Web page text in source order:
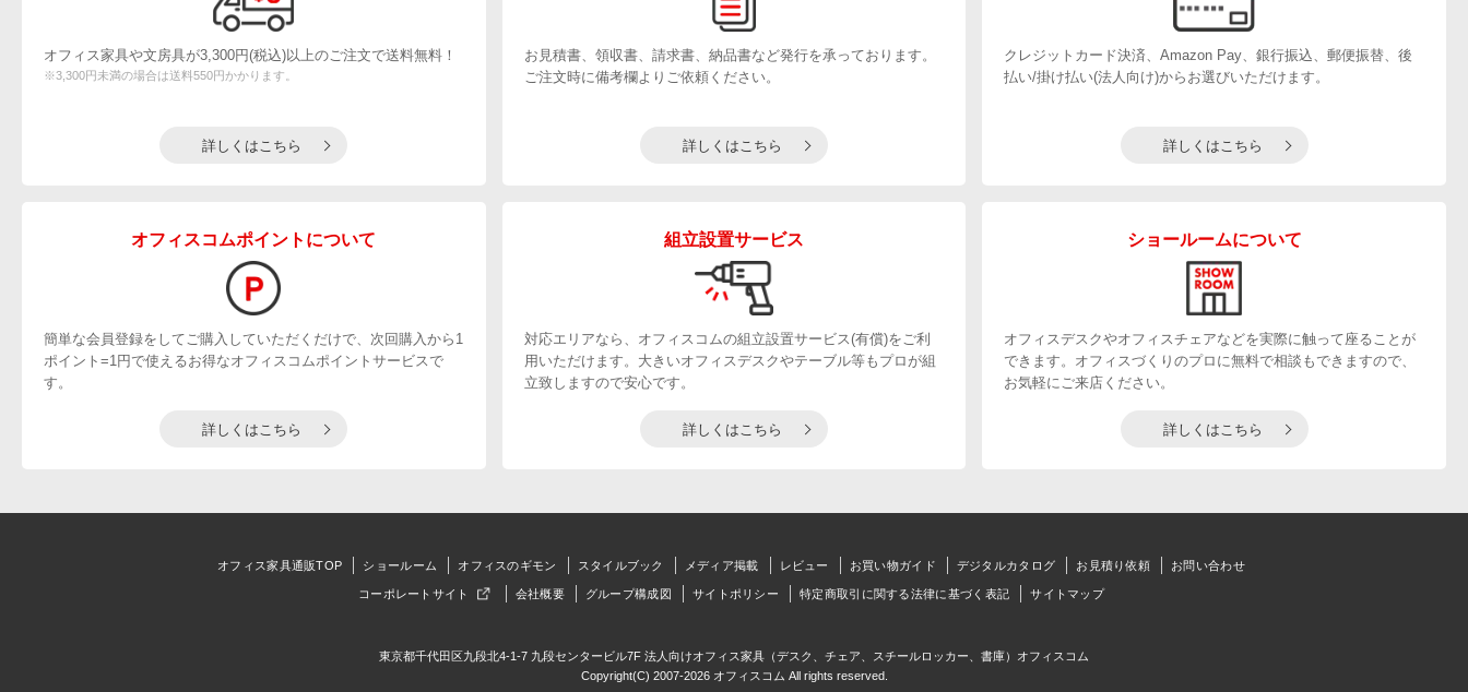
オフィス家具や文房具が3,300円(税込)以上のご注文で送料無料！
※3,300円未満の場合は送料550円かかります。
詳しくはこちら
お見積書、領収書、請求書、納品書など発行を承っております。
ご注文時に備考欄よりご依頼ください。
詳しくはこちら
クレジットカード決済、Amazon Pay、銀行振込、郵便振替、後
払い/掛け払い(法人向け)からお選びいただけます。
詳しくはこちら
オフィスコムポイントについて
簡単な会員登録をしてご購入していただくだけで、次回購入から1
ポイント=1円で使えるお得なオフィスコムポイントサービスで
す。
詳しくはこちら
組立設置サービス
対応エリアなら、オフィスコムの組立設置サービス(有償)をご利
用いただけます。大きいオフィスデスクやテーブル等もプロが組
立致しますので安心です。
詳しくはこちら
ショールームについて
オフィスデスクやオフィスチェアなどを実際に触って座ることが
できます。オフィスづくりのプロに無料で相談もできますので、
お気軽にご来店ください。
詳しくはこちら
オフィス家具通販TOP ショールーム オフィスのギモン スタイルブック メディア掲載 レビュー お買い物ガイド デジタルカタログ お見積り依頼 お問い合わせ
コーポレートサイト 会社概要 グループ構成図 サイトポリシー 特定商取引に関する法律に基づく表記 サイトマップ
東京都千代田区九段北4-1-7 九段センタービル7F 法人向けオフィス家具（デスク、チェア、スチールロッカー、書庫）オフィスコム
Copyright(C) 2007-2026 オフィスコム All rights reserved.